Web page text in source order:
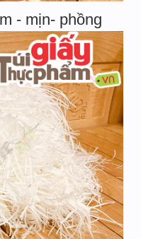
- mịn- phồng